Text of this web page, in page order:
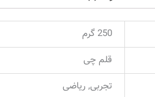
250 گرم
قلم چی
تجربی, ریاضی